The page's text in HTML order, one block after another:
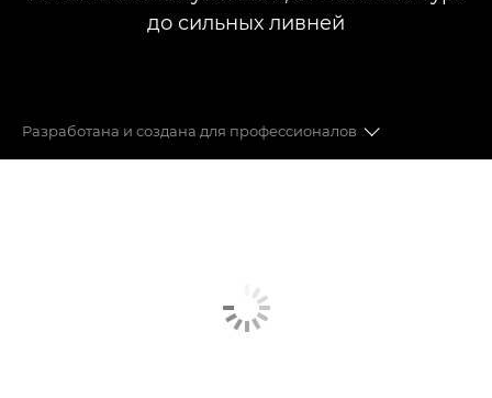
до сильных ливней
Разработана и создана для профессионалов
ИМИТАЦИЯ ОПТИЧЕСКОГО ВИДОИСКАТЕЛЯ